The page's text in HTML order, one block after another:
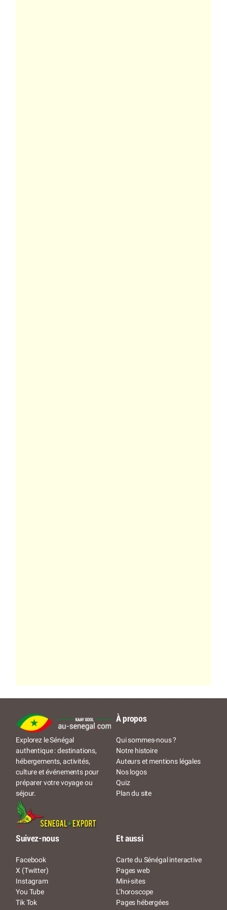
Explorez le Sénégal
authentique : destinations,
hébergements, activités,
culture et événements pour
préparer votre voyage ou
séjour.
À propos
Qui sommes-nous ?
Notre histoire
Auteurs et mentions légales
Nos logos
Quiz
Plan du site
Suivez-nous
Facebook
X (Twitter)
Instagram
You Tube
Tik Tok
Et aussi
Carte du Sénégal interactive
Pages web
Mini-sites
L’horoscope
Pages hébergées